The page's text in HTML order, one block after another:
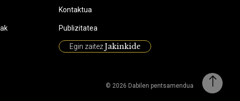
Kontaktua
Publizitatea
Egin zaitezJakinkide
© 2026 Dabilen pentsamendua